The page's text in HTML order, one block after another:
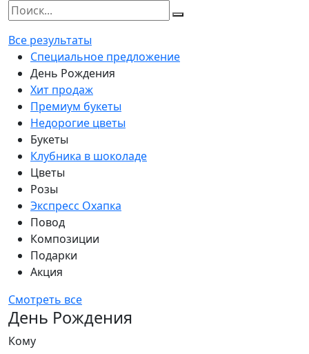
Все результаты
Специальное предложение
День Рождения
Хит продаж
Премиум букеты
Недорогие цветы
Букеты
Клубника в шоколаде
Цветы
Розы
Экспресс Охапка
Повод
Композиции
Подарки
Акция
Смотреть все
День Рождения
Кому